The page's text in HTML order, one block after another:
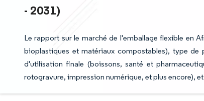
- 2031)
Le rapport sur le marché de l'emballage flexible en
bioplastiques et matériaux compostables), type
d'utilisation finale (boissons, santé et
rotogravure, impression numérique, et plus encore),